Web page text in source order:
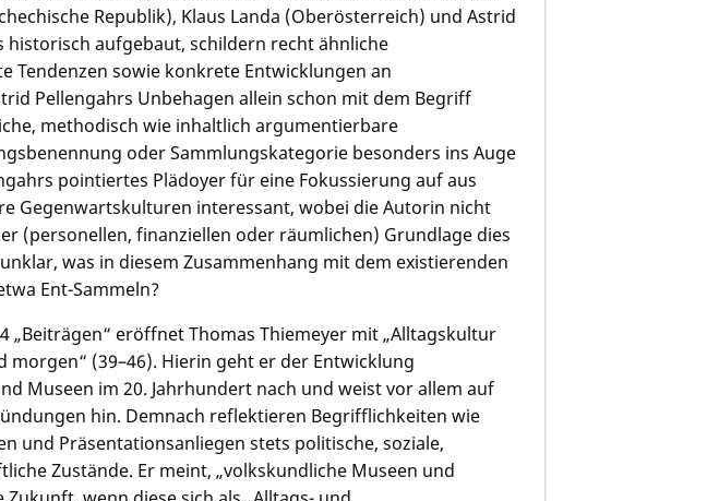
Republik), Klaus Landa (Oberösterreich) und Astrid
historisch aufgebaut, schildern recht ähnliche
Tendenzen sowie konkrete Entwicklungen an
Pellengahrs Unbehagen allein schon mit dem Begriff
methodisch wie inhaltlich argumentierbare
oder Sammlungskategorie besonders ins Auge
pointiertes Plädoyer für eine Fokussierung auf aus
Gegenwartskulturen interessant, wobei die Autorin nicht
(personellen, finanziellen oder räumlichen) Grundlage dies
was in diesem Zusammenhang mit dem existierenden
Ent-Sammeln?
„Beiträgen“ eröffnetThomas Thiemeyer mit „Alltagskultur
morgen“ (39–46). Hierin geht er der Entwicklung
Museen im 20. Jahrhundert nach und weist vor allem auf
hin. Demnach reflektieren Begrifflichkeiten wie
und Präsentationsanliegen stets politische, soziale,
Zustände. Er meint, „volkskundliche Museen und